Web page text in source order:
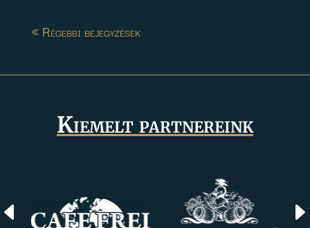
« Régebbi bejegyzések
Kiemelt partnereink